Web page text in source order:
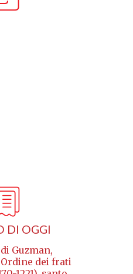
DI OGGI
Guzman,
dei frati